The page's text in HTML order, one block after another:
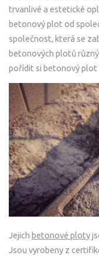
trvanlivé a estetické
betonový plot od
společnost, která se
betonových plotů
pořídit si betonový plot
Jejich betonové ploty
Jsou vyrobeny z